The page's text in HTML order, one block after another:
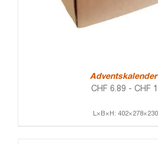
CHF 6.89 - CHF
L×B×H: